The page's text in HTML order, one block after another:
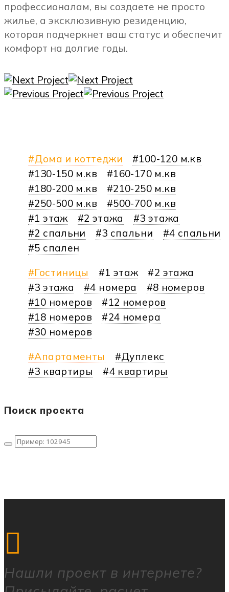
профессионалам, вы создаете не просто
жилье, а эксклюзивную резиденцию,
которая подчеркнет ваш статус и обеспечит
комфорт на долгие годы.
Дома и коттеджи
100-120 м.кв
130-150 м.кв
160-170 м.кв
180-200 м.кв
210-250 м.кв
250-500 м.кв
500-700 м.кв
1 этаж
2 этажа
3 этажа
2 спальни
3 спальни
4 спальни
5 спален
Гостиницы
1 этаж
2 этажа
3 этажа
4 номера
8 номеров
10 номеров
12 номеров
18 номеров
24 номера
30 номеров
Апартаменты
Дуплекс
3 квартиры
4 квартиры
Поиск проекта
Нашли проект в интернете?